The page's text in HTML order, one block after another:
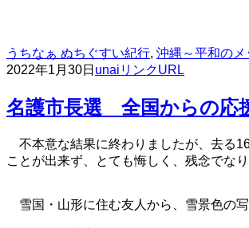
うちなぁ ぬちぐすい紀行, 沖縄～平和のメ
2022年1月30日 unai リンクURL
名護市長選 全国からの応
不本意な結果に終わりましたが、去る
ことが出来ず、とても悔しく、残念でなり
雪国・山形に住む友人から、雪景色の